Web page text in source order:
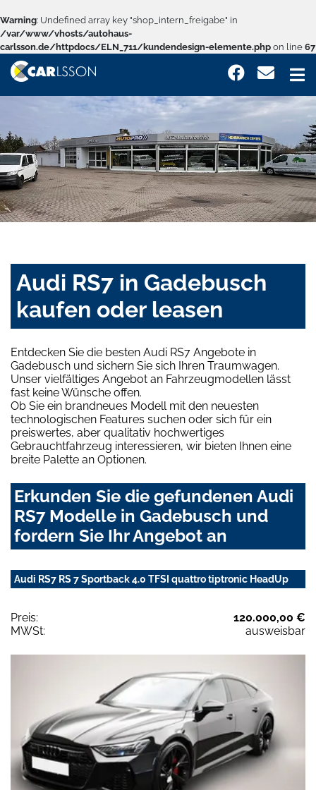
Warning: Undefined array key "shop_intern_freigabe" in
/var/www/vhosts/autohaus-
carlsson.de/httpdocs/ELN_711/kundendesign-elemente.php on line 67
Audi RS7 in Gadebusch
kaufen oder leasen
Entdecken Sie die besten Audi RS7 Angebote in
Gadebusch und sichern Sie sich Ihren Traumwagen.
Unser vielfältiges Angebot an Fahrzeugmodellen lässt
fast keine Wünsche offen.
Ob Sie ein brandneues Modell mit den neuesten
technologischen Features suchen oder sich für ein
preiswertes, aber qualitativ hochwertiges
Gebrauchtfahrzeug interessieren, wir bieten Ihnen eine
breite Palette an Optionen.
Erkunden Sie die gefundenen Audi
RS7 Modelle in Gadebusch und
fordern Sie Ihr Angebot an
Audi RS7 RS 7 Sportback 4.0 TFSI quattro tiptronic HeadUp
Preis:
120.000,00 €
MWSt:
ausweisbar